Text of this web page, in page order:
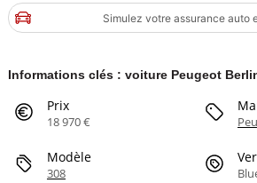
Simulez votre assurance auto
Informations clés : voiture Peugeot
Prix
18 970 €
Modèle
308